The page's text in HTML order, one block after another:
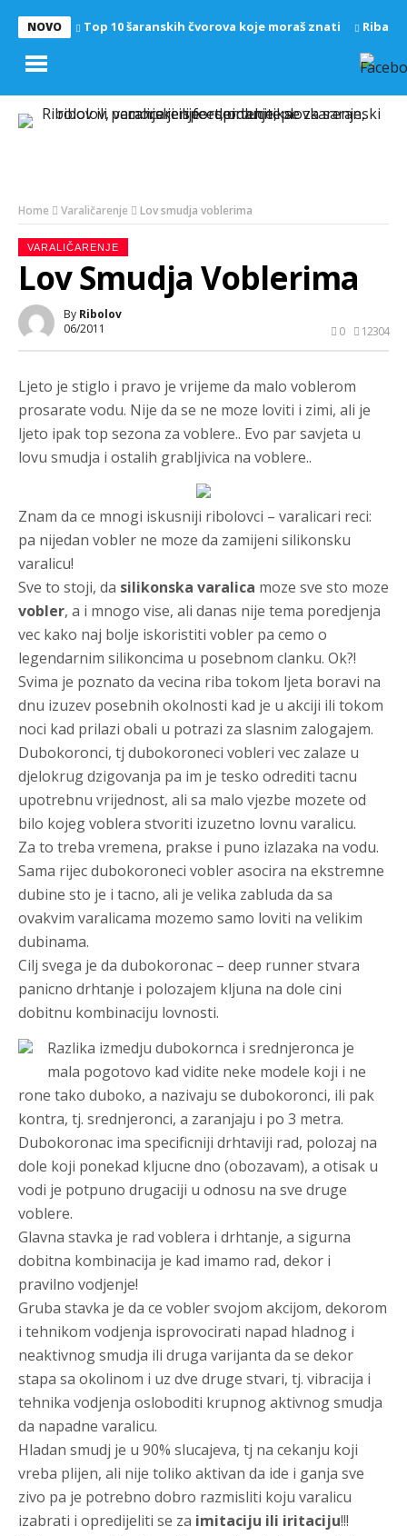
NOVO Top 10 šaranskih čvorova koje moraš znati Riba
Home Varaličarenje Lov smudja voblerima
VARALIČARENJE
Lov Smudja Voblerima
By Ribolov
06/2011
12304
0
Ljeto je stiglo i pravo je vrijeme da malo voblerom
prosarate vodu. Nije da se ne moze loviti i zimi, ali je
ljeto ipak top sezona za voblere.. Evo par savjeta u
lovu smudja i ostalih grabljivica na voblere..
Znam da ce mnogi iskusniji ribolovci – varalicari reci:
pa nijedan vobler ne moze da zamijeni silikonsku
varalicu!
Sve to stoji, da silikonska varalica moze sve sto moze
vobler, a i mnogo vise, ali danas nije tema poredjenja
vec kako naj bolje iskoristiti vobler pa cemo o
legendarnim silikoncima u posebnom clanku. Ok?!
Svima je poznato da vecina riba tokom ljeta boravi na
dnu izuzev posebnih okolnosti kad je u akciji ili tokom
noci kad prilazi obali u potrazi za slasnim zalogajem.
Dubokoronci, tj dubokoroneci vobleri vec zalaze u
djelokrug dzigovanja pa im je tesko odrediti tacnu
upotrebnu vrijednost, ali sa malo vjezbe mozete od
bilo kojeg voblera stvoriti izuzetno lovnu varalicu.
Za to treba vremena, prakse i puno izlazaka na vodu.
Sama rijec dubokoroneci vobler asocira na ekstremne
dubine sto je i tacno, ali je velika zabluda da sa
ovakvim varalicama mozemo samo loviti na velikim
dubinama.
Cilj svega je da dubokoronac – deep runner stvara
panicno drhtanje i polozajem kljuna na dole cini
dobitnu kombinaciju lovnosti.
Razlika izmedju dubokornca i srednjeronca je
mala pogotovo kad vidite neke modele koji i ne
rone tako duboko, a nazivaju se dubokoronci, ili pak
kontra, tj. srednjeronci, a zaranjaju i po 3 metra.
Dubokoronac ima specificniji drhtaviji rad, polozaj na
dole koji ponekad kljucne dno (obozavam), a otisak u
vodi je potpuno drugaciji u odnosu na sve druge
voblere.
Glavna stavka je rad voblera i drhtanje, a sigurna
dobitna kombinacija je kad imamo rad, dekor i
pravilno vodjenje!
Gruba stavka je da ce vobler svojom akcijom, dekorom
i tehnikom vodjenja isprovocirati napad hladnog i
neaktivnog smudja ili druga varijanta da se dekor
stapa sa okolinom i uz dve druge stvari, tj. vibracija i
tehnika vodjenja osloboditi krupnog aktivnog smudja
da napadne varalicu.
Hladan smudj je u 90% slucajeva, tj na cekanju koji
vreba plijen, ali nije toliko aktivan da ide i ganja sve
zivo pa je potrebno dobro razmisliti koju varalicu
izabrati i opredijeliti se za imitaciju ili iritaciju!!!